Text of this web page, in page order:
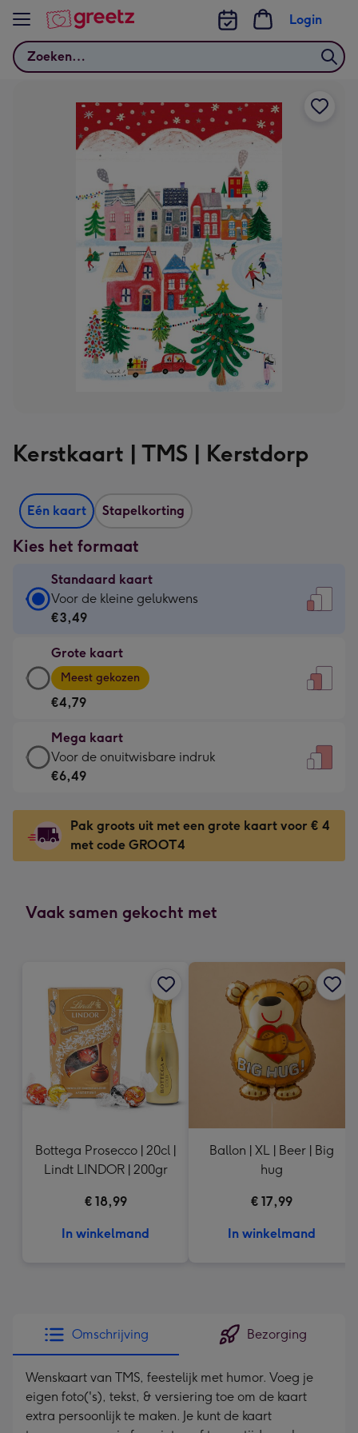
Bekijk meer
Zoeken
Login
Kerstkaart | TMS | Kerstdorp
Eén kaart Stapelkorting
Kies het formaat
Standaard kaart
Standaard
kaart
€3,49
-
Voor
kleine
gelukwens
-
120
x
160
mm
Voor de kleine gelukwens
€3,49
Grote kaart
Grote
kaart
-
€4,79
-
Meest
gekozen
Dimensions:
167
x
Meest gekozen
€4,79
Mega kaart
Mega
kaart
€6,49
-
Voor
indruk
x
333
mm
Voor de onuitwisbare indruk
€6,49
Pak groots uit met een grote kaart voor € 4
met code GROOT4
Vaak samen gekocht met
Bottega Prosecco | 20cl |
Lindt LINDOR | 200gr
€ 18,99
In winkelmand
Ballon | XL | Beer | Big
hug
€ 17,99
In winkelmand
Omschrijving Bezorging
Wenskaart van TMS, feestelijk met humor. Voeg je
eigen foto('s), tekst, & versiering toe om de kaart
extra persoonlijk te maken. Je kunt de kaart